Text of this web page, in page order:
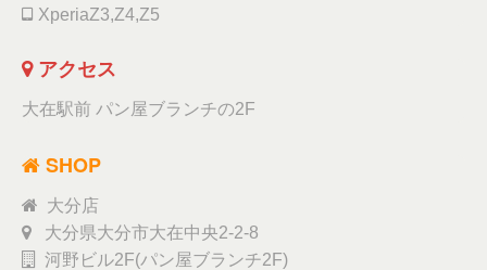
XperiaZ3,Z4,Z5
アクセス
大在駅前 パン屋ブランチの2F
SHOP
大分店
大分県大分市大在中央2-2-8
河野ビル2F(パン屋ブランチ2F)